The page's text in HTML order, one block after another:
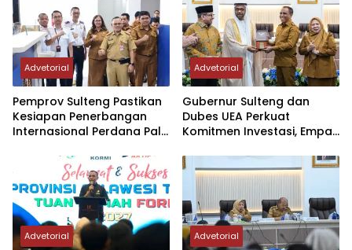
Advetorial
Pemprov Sulteng Pastikan
Kesiapan Penerbangan
Internasional Perdana Palu
Advetorial
Gubernur Sulteng dan
Dubes UEA Perkuat
Komitmen Investasi, Empat
Advetorial Advetorial